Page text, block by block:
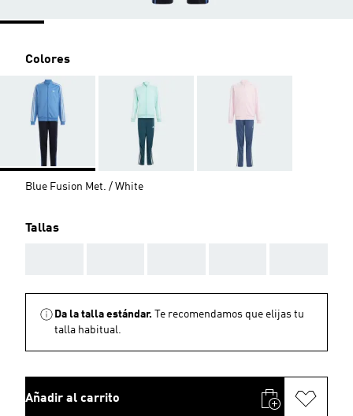
Colores
Blue Fusion Met. / White
Tallas
Da la talla estándar.
Te recomendamos que elijas tu
talla habitual.
Añadir al carrito